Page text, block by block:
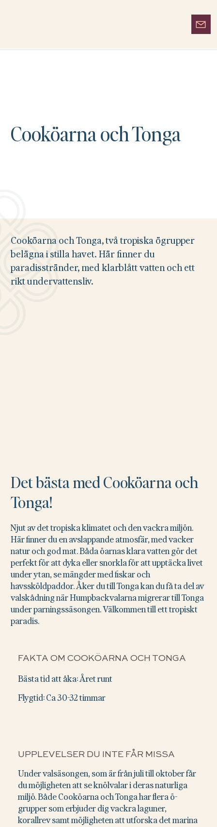
Cooköarna och Tonga
Cooköarna och Tonga, två tropiska ögrupper
belägna i stilla havet. Här finner du
paradisstränder, med klarblått vatten och ett
rikt undervattensliv.
UPPLEVELSER DU INTE FÅR MISSA
Under valsäsongen, som är från juli till oktober får
du möjligheten att se knölvalar i deras naturliga
miljö. Både Cooköarna och Tonga har flera ö-
grupper som erbjuder dig vackra laguner,
korallrev samt möjligheten att utforska det marina
FAKTA OM COOKÖARNA OCH TONGA
Bästa tid att åka: Året runt
Flygtid: Ca 30-32 timmar
Det bästa med Cooköarna och
Tonga!
Njut av det tropiska klimatet och den vackra miljön.
Här finner du en avslappande atmosfär, med vacker
natur och god mat. Båda öarnas klara vatten gör det
perfekt för att dyka eller snorkla för att upptäcka livet
under ytan, se mängder med fiskar och
havssköldpaddor. Åker du till Tonga kan du få ta del av
valskådning när Humpbackvalarna migrerar till Tonga
under parningssäsongen. Välkommen till ett tropiskt
paradis.